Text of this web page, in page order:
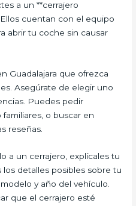
a un **cerrajero
cuentan con el equipo
abrir tu coche sin causar
Guadalajara que ofrezca
Asegúrate de elegir uno
Puedes pedir
o buscar en
reseñas.
a un cerrajero, explícales tu
detalles posibles sobre tu
y año del vehículo.
que el cerrajero esté